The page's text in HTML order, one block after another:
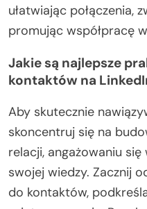
ułatwiając połączenia,
promując współpracę
Jakie są najlepsze
kontaktów na
Aby skutecznie
skoncentruj się na
relacji, angażowaniu
swojej wiedzy. Zacznij
do kontaktów,